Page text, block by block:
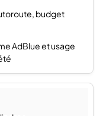
budget
AdBlue et usage